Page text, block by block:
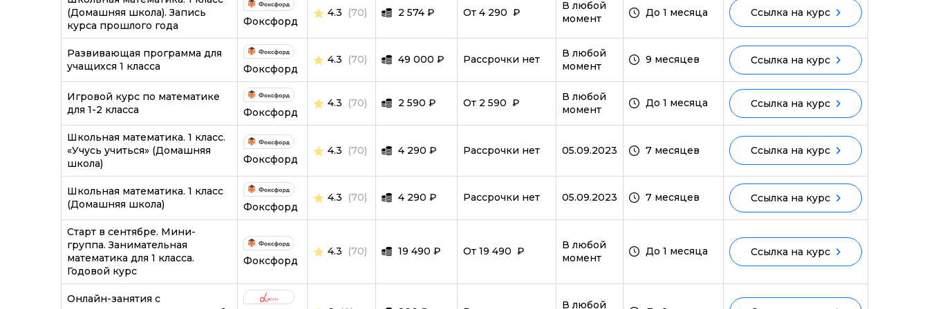
Работа с офисными программами
JUnit
CI CD
Управление
Управление разработкой и IT
Product-менеджмент
Project-менеджмент
Руководство маркетингом
Запуск стартапов
(Домашняя школа). Запись
курса прошлого года
Фоксфорд
4.3 (70) 2 574 ₽ От 4 290 ₽
В любой
момент
До 1 месяца Ссылка на курс
Развивающая программа для
учащихся 1 класса
Фоксфорд
4.3 (70) 49 000 ₽ Рассрочки нет
В любой
момент
9 месяцев Ссылка на курс
Игровой курс по математике
для 1-2 класса
Фоксфорд
4.3 (70) 2 590 ₽ От 2 590 ₽
В любой
момент
До 1 месяца Ссылка на курс
Школьная математика. 1 класс.
«Учусь учиться» (Домашняя
школа)
Фоксфорд
4.3 (70) 4 290 ₽ Рассрочки нет 05.09.2023 7 месяцев Ссылка на курс
Школьная математика. 1 класс
(Домашняя школа)
Фоксфорд
4.3 (70) 4 290 ₽ Рассрочки нет 05.09.2023 7 месяцев Ссылка на курс
Старт в сентябре. Мини-
группа. Занимательная
математика для 1 класса.
Годовой курс
Фоксфорд
4.3 (70) 19 490 ₽ От 19 490 ₽
В любой
момент
До 1 месяца Ссылка на курс
Онлайн-занятия с
В любой